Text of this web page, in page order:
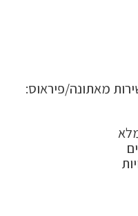
מאתונה/פיראוס: